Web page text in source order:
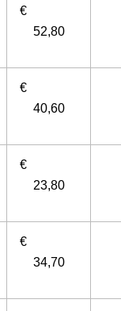
€
52,80
€
40,60
€
23,80
€
34,70